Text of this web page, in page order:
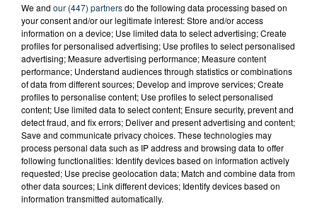
Tarif Payant
Venez encourager les Choraliens pour leur match à
domicile de la pro B, contre Vichy-Clermont, vendredi
17 mai à 20H.
We and our (447) partnersdo the following data processing based on
your consent and/or our legitimate interest: Store and/or access
information on a device; Use limited data to select advertising; Create
profiles for personalised advertising; Use profiles to select personalised
advertising; Measure advertising performance; Measure content
performance; Understand audiences through statistics or combinations
of data from different sources; Develop and improve services; Create
profiles to personalise content; Use profiles to select personalised
content; Use limited data to select content; Ensure security, prevent and
detect fraud, and fix errors; Deliver and present advertising and content;
Save and communicate privacy choices. These technologies may
process personal data such as IP address and browsing data to offer
following functionalities: Identify devices based on information actively
requested; Use precise geolocation data; Match and combine data from
other data sources; Link different devices; Identify devices based on
information transmitted automatically.